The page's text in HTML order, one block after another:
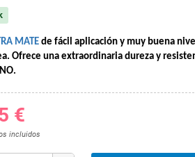
MATE de fácil aplicación y muy buena
Ofrece una extraordinaria dureza y
€
incluidos